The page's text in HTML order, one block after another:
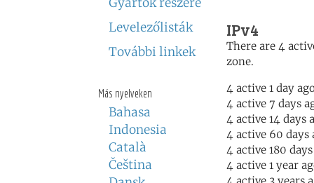
Levelezőlisták
További linkek
Más nyelveken
Bahasa
Indonesia
Català
Čeština
IPv4
There are 4
zone.
4 active 1 day
4 active 7 days
4 active 14 days
4 active 60 days
4 active 180
4 active 1 year